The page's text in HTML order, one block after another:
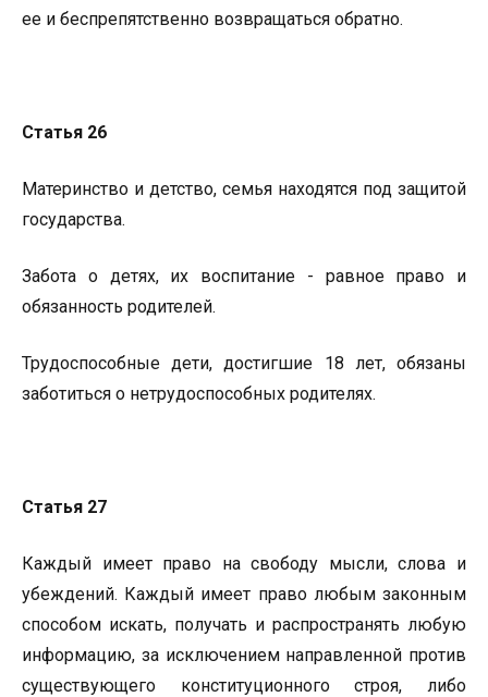
ее и беспрепятственно возвращаться обратно.
Статья 26
Материнство и детство, семья находятся под защитой
государства.
Забота о детях, их воспитание - равное право и
обязанность родителей.
Трудоспособные дети, достигшие 18 лет, обязаны
заботиться о нетрудоспособных родителях.
Статья 27
Каждый имеет право на свободу мысли, слова и
убеждений. Каждый имеет право любым законным
способом искать, получать и распространять любую
информацию, за исключением направленной против
существующего конституционного строя, либо